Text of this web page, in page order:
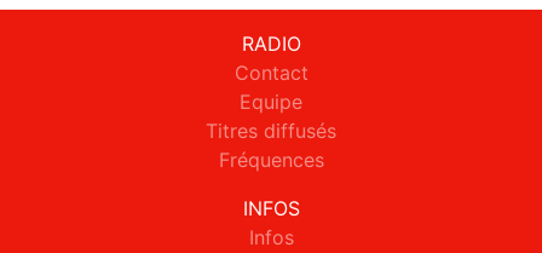
RADIO
Contact
Equipe
Titres diffusés
Fréquences
INFOS
Infos